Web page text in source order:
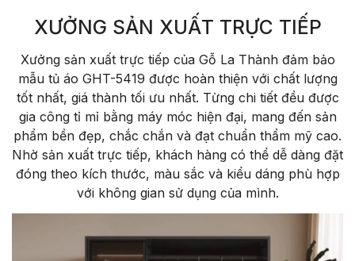
XƯỞNG SẢN XUẤT TRỰC TIẾP
Xưởng sản xuất trực tiếp của Gỗ La Thành đảm bảo
mẫu tủ áo GHT-5419 được hoàn thiện với chất lượng
tốt nhất, giá thành tối ưu nhất. Từng chi tiết đều được
gia công tỉ mỉ bằng máy móc hiện đại, mang đến sản
phẩm bền đẹp, chắc chắn và đạt chuẩn thẩm mỹ cao.
Nhờ sản xuất trực tiếp, khách hàng có thể dễ dàng đặt
đóng theo kích thước, màu sắc và kiểu dáng phù hợp
với không gian sử dụng của mình.